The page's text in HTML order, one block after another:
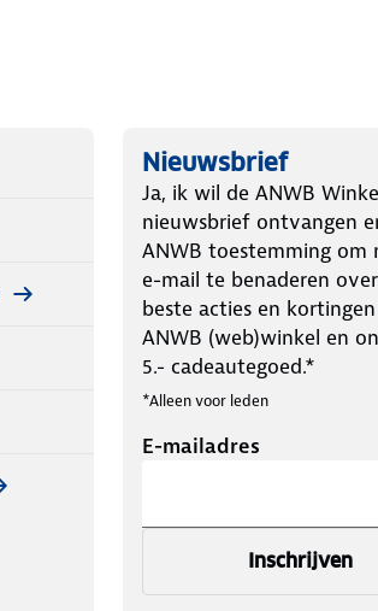
Nieuwsbrief
Ja, ik wil de ANWB
nieuwsbrief ontvangen
ANWB toestemming om
e-mail te benaderen
beste acties en
ANWB (web)winkel en
5.- cadeautegoed.*
*Alleen voor leden
E-mailadres
Inschrijven